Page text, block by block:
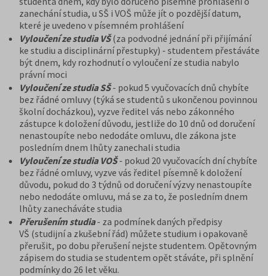
zanechání studia, u SŠ i VOŠ může jít o pozdější datum,
které je uvedeno v písemném prohlášení
Vyloučení ze studia VŠ(za podvodné jednání při přijímání
ke studiu a disciplinární přestupky) - studentem přestáváte
být dnem, kdy rozhodnutí o vyloučení ze studia nabylo
právní moci
Vyloučení ze studia SŠ- pokud 5 vyučovacích dnů chybíte
bez řádné omluvy (týká se studentů s ukončenou povinnou
školní docházkou), vyzve ředitel vás nebo zákonného
zástupce k doložení důvodu, jestliže do 10 dnů od doručení
nenastoupíte nebo nedodáte omluvu, dle zákona jste
posledním dnem lhůty zanechali studia
Vyloučení ze studia VOŠ- pokud 20 vyučovacích dní chybíte
bez řádné omluvy, vyzve vás ředitel písemně k doložení
důvodu, pokud do 3 týdnů od doručení výzvy nenastoupíte
nebo nedodáte omluvu, má se za to, že posledním dnem
lhůty zanecháváte studia
Přerušením studia- za podmínek daných předpisy
VŠ (studijní a zkušební řád) můžete studium i opakovaně
přerušit, po dobu přerušení nejste studentem. Opětovným
zápisem do studia se studentem opět stáváte, při splnění
podmínky do 26 let věku.